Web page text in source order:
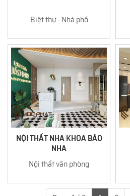
Biệt thự - Nhà phố
NỘI THẤT NHA KHOA BẢO
NHA
Nội thất văn phòng